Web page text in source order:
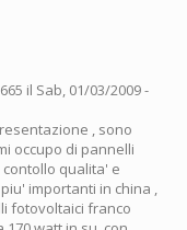
il Sab, 01/03/2009 -
, sono
occupo di pannelli
qualita' e
importanti in china ,
fotovoltaici franco